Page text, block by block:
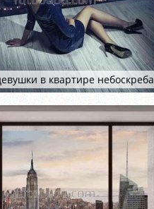
в квартире небоскреба